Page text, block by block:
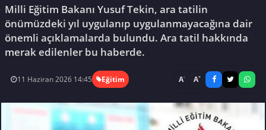
Milli Eğitim Bakanı Yusuf Tekin, ara tatilin
önümüzdeki yıl uygulanıp uygulanmayacağına dair
önemli açıklamalarda bulundu. Ara tatil hakkında
merak edilenler bu haberde.
11 Haziran 2026 14:45 Eğitim A- A+